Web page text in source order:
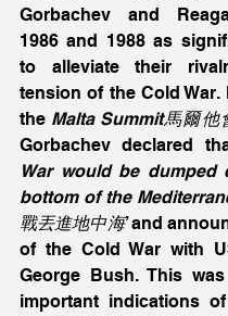
Gorbachev and
1986 and 1988 as
to alleviate their
tension of the Cold War.
the Malta Summit馬爾他
Gorbachev declared
War would be dumped
bottom of the
戰丟進地中海’ and
of the Cold War with
George Bush. This
important indications